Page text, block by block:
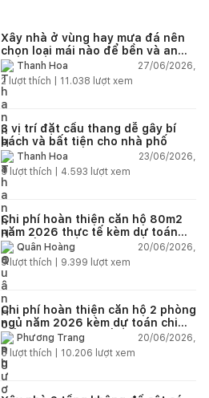
Xây nhà ở vùng hay mưa đá nên
chọn loại mái nào để bền và an
toàn?Thanh Hoa
27/06/2026,
2 lượt thích | 11.038 lượt xem
3 vị trí đặt cầu thang dễ gây bí
bách và bất tiện cho nhà phố
Thanh Hoa
23/06/2026,
5 lượt thích | 4.593 lượt xem
Chi phí hoàn thiện căn hộ 80m2
năm 2026 thực tế kèm dự toán
chi tiết từng hạng mục
Quân Hoàng
20/06/2026,
9lượt thích | 9.399 lượt xem
Chi phí hoàn thiện căn hộ 2 phòng
ngủ năm 2026 kèm dự toán chi
tiết và ví dụ thực tế
Phương Trang
20/06/2026,
5 lượt thích | 10.206 lượt xem